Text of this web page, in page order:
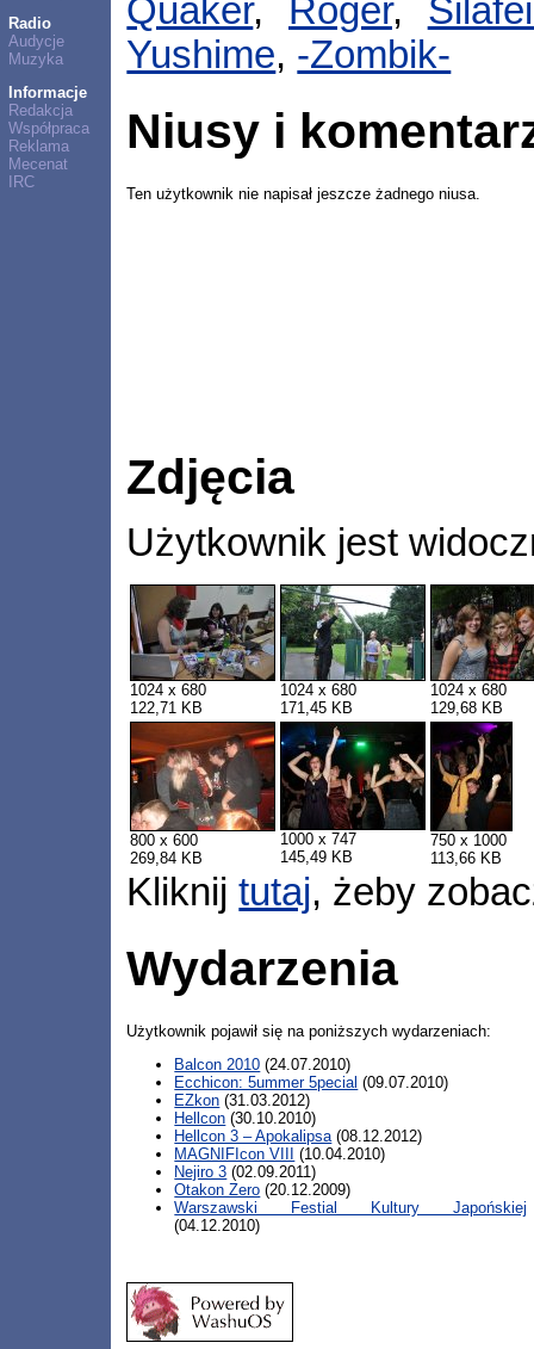
Radio
Audycje
Muzyka
Informacje
Redakcja
Współpraca
Reklama
Mecenat
IRC
Quaker, Roger,
Yushime, -Zombik-
Niusy i
Ten użytkownik nie napisał jeszcze żadnego niusa.
Zdjęcia
Użytkownik jest
1024 x 680
122,71 KB
1024 x 680
171,45 KB
1024 x 680
129,68 KB
800 x 600
269,84 KB
1000 x 747
145,49 KB
750 x 1000
113,66 KB
Kliknijtutaj, żeby
Wydarzenia
Użytkownik pojawił się na poniższych wydarzeniach:
Balcon 2010 (24.07.2010)
Ecchicon: 5ummer 5pecial (09.07.2010)
EZkon (31.03.2012)
Hellcon (30.10.2010)
Hellcon 3 – Apokalipsa(08.12.2012)
MAGNIFIcon VIII
(10.04.2010)
Nejiro 3 (02.09.2011)
Otakon Zero (20.12.2009)
Warszawski Festial Kultury Japońskiej
(04.12.2010)